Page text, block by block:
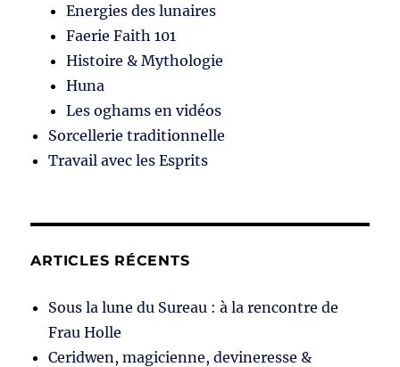
Energies des lunaires
Faerie Faith 101
Histoire & Mythologie
Huna
Les oghams en vidéos
Sorcellerie traditionnelle
Travail avec les Esprits
ARTICLES RÉCENTS
Sous la lune du Sureau : à la rencontre de
Frau Holle
Ceridwen, magicienne, devineresse &